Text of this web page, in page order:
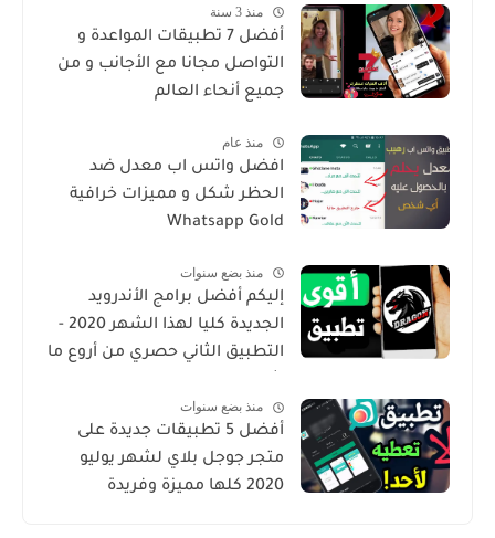
منذ 3 سنة
أفضل 7 تطبيقات المواعدة و
التواصل مجانا مع الأجانب و من
جميع أنحاء العالم
منذ عام
افضل واتس اب معدل ضد
الحظر شكل و مميزات خرافية
Whatsapp Gold
منذ بضع سنوات
إليكم أفضل برامج الأندرويد
الجديدة كليا لهذا الشهر 2020 -
التطبيق الثاني حصري من أروع ما
منذ بضع سنوات
أفضل 5 تطبيقات جديدة على
متجر جوجل بلاي لشهر يوليو
2020 كلها مميزة وفريدة